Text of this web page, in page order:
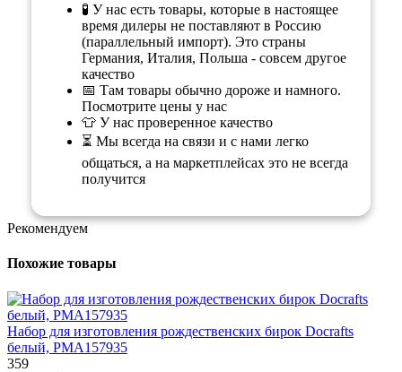
🧪 У нас есть товары, которые в настоящее
время дилеры не поставляют в Россию
(параллельный импорт). Это страны
Германия, Италия, Польша - совсем другое
качество
📅 Там товары обычно дороже и намного.
Посмотрите цены у нас
👕 У нас проверенное качество
⏳ Мы всегда на связи и с нами легко
общаться, а на маркетплейсах это не всегда
получится
Рекомендуем
Похожие товары
Набор для изготовления рождественских бирок Docrafts
белый, PMA157935
359